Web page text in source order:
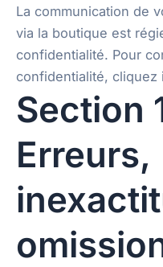
La communication de
via la boutique est
confidentialité. Pour
confidentialité, cliquez
Section
Erreurs,